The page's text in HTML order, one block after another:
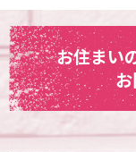
お住まい